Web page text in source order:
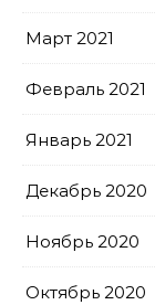
Март 2021
Февраль 2021
Январь 2021
Декабрь 2020
Ноябрь 2020
Октябрь 2020